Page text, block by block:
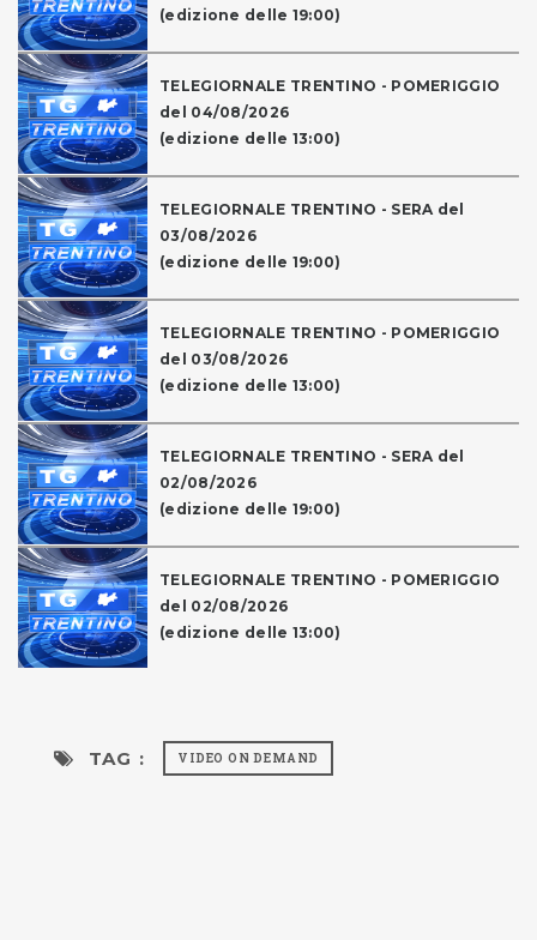
(edizione delle 19:00)
TELEGIORNALE TRENTINO - POMERIGGIO
del 04/08/2026
(edizione delle 13:00)
TELEGIORNALE TRENTINO - SERA del
03/08/2026
(edizione delle 19:00)
TELEGIORNALE TRENTINO - POMERIGGIO
del 03/08/2026
(edizione delle 13:00)
TELEGIORNALE TRENTINO - SERA del
02/08/2026
(edizione delle 19:00)
TELEGIORNALE TRENTINO - POMERIGGIO
del 02/08/2026
(edizione delle 13:00)
TAG : VIDEO ON DEMAND